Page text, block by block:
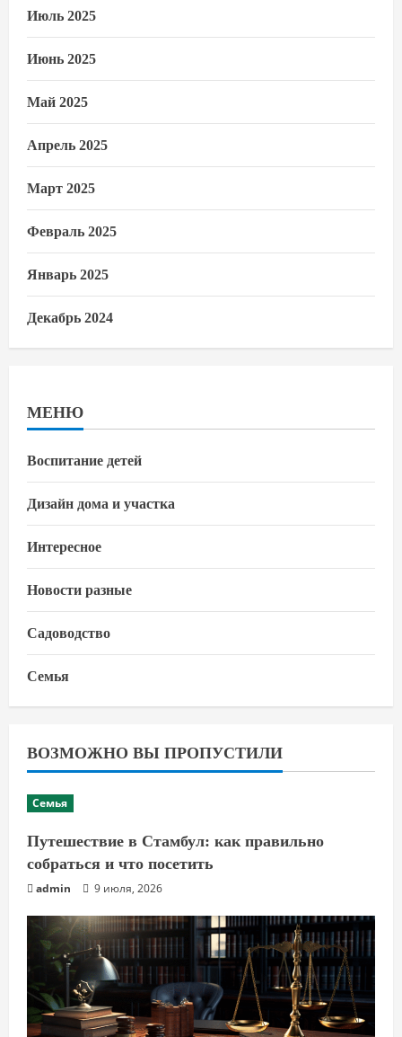
Июль 2025
Июнь 2025
Май 2025
Апрель 2025
Март 2025
Февраль 2025
Январь 2025
Декабрь 2024
МЕНЮ
Воспитание детей
Дизайн дома и участка
Интересное
Новости разные
Садоводство
Семья
ВОЗМОЖНО ВЫ ПРОПУСТИЛИ
Семья
Путешествие в Стамбул: как правильно
собраться и что посетить
admin 9 июля, 2026